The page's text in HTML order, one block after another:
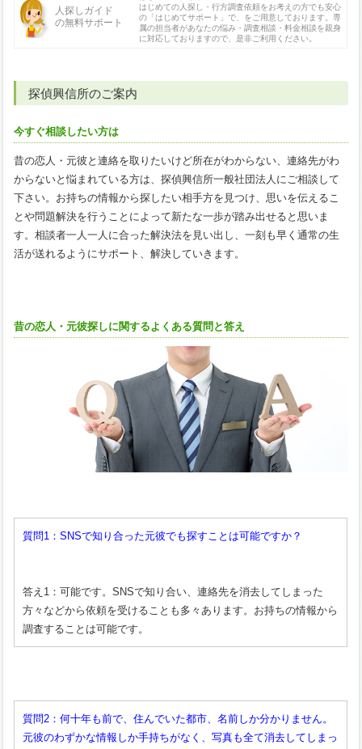
人探しガイド
の無料サポート
はじめての人探し・行方調査依頼をお考えの方でも安心
の「はじめてサポート」で、をご用意しております。専
属の担当者があなたの悩み・調査相談・料金相談を親身
に対応しておりますので、是非ご利用ください。
探偵興信所のご案内
今すぐ相談したい方は
昔の恋人・元彼と連絡を取りたいけど所在がわからない、連絡先がわ
からないと悩まれている方は、探偵興信所一般社団法人にご相談して
下さい。お持ちの情報から探したい相手方を見つけ、思いを伝えるこ
とや問題解決を行うことによって新たな一歩が踏み出せると思いま
す。相談者一人一人に合った解決法を見い出し、一刻も早く通常の生
活が送れるようにサポート、解決していきます。
昔の恋人・元彼探しに関するよくある質問と答え
質問1：SNSで知り合った元彼でも探すことは可能ですか？
答え1：可能です。SNSで知り合い、連絡先を消去してしまった
方々などから依頼を受けることも多々あります。お持ちの情報から
調査することは可能です。
質問2：何十年も前で、住んでいた都市、名前しか分かりません。
元彼のわずかな情報しか手持ちがなく、写真も全て消去してしまっ